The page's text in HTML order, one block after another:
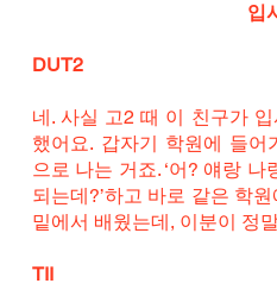
입
DUT2
네. 사실 고2 때 이 친구가
했어요. 갑자기 학원에 들
으로 나는 거죠. ‘어? 얘랑
되는데?’하고 바로 같은 학
밑에서 배웠는데, 이분이 정
TII